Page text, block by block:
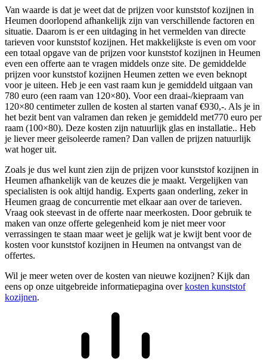
Van waarde is dat je weet dat de prijzen voor kunststof kozijnen in
Heumen doorlopend afhankelijk zijn van verschillende factoren en
situatie. Daarom is er een uitdaging in het vermelden van directe
tarieven voor kunststof kozijnen. Het makkelijkste is even om voor
een totaal opgave van de prijzen voor kunststof kozijnen in Heumen
even een offerte aan te vragen middels onze site. De gemiddelde
prijzen voor kunststof kozijnen Heumen zetten we even beknopt
voor je uiteen. Heb je een vast raam kun je gemiddeld uitgaan van
780 euro (een raam van 120×80). Voor een draai-/kiepraam van
120×80 centimeter zullen de kosten al starten vanaf €930,-. Als je in
het bezit bent van valramen dan reken je gemiddeld met770 euro per
raam (100×80). Deze kosten zijn natuurlijk glas en installatie.. Heb
je liever meer geïsoleerde ramen? Dan vallen de prijzen natuurlijk
wat hoger uit.
Zoals je dus wel kunt zien zijn de prijzen voor kunststof kozijnen in
Heumen afhankelijk van de keuzes die je maakt. Vergelijken van
specialisten is ook altijd handig. Experts gaan onderling, zeker in
Heumen graag de concurrentie met elkaar aan over de tarieven.
Vraag ook steevast in de offerte naar meerkosten. Door gebruik te
maken van onze offerte gelegenheid kom je niet meer voor
verrassingen te staan maar weet je gelijk wat je kwijt bent voor de
kosten voor kunststof kozijnen in Heumen na ontvangst van de
offertes.
Wil je meer weten over de kosten van nieuwe kozijnen? Kijk dan
eens op onze uitgebreide informatiepagina overkosten kunststof
kozijnen.